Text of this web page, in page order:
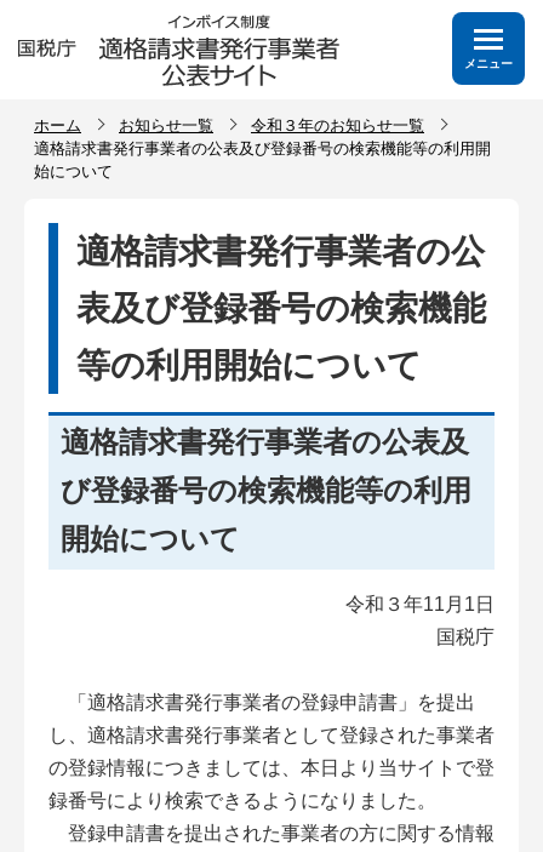
メニュー
ホーム お知らせ一覧
令和３年のお知らせ一覧
適格請求書発行事業者の公表及び登録番号の検索機能等の利用開
始について
適格請求書発行事業者の公
表及び登録番号の検索機能
等の利用開始について
適格請求書発行事業者の公表及
び登録番号の検索機能等の利用
開始について
令和３年11月1日
国税庁
「適格請求書発行事業者の登録申請書」を提出
し、適格請求書発行事業者として登録された事業者
の登録情報につきましては、本日より当サイトで登
録番号により検索できるようになりました。
登録申請書を提出された事業者の方に関する情報